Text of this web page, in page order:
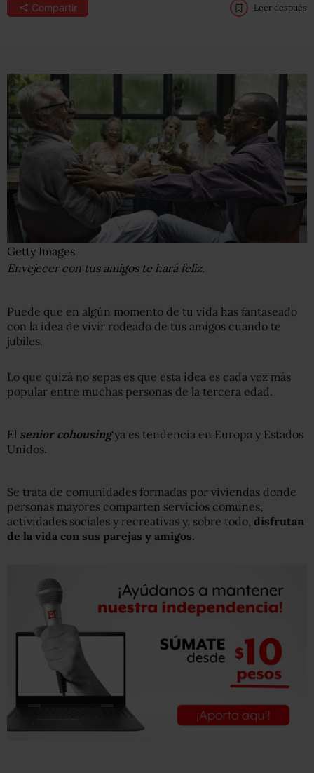
Compartir Leer después
Getty Images
Envejecer con tus amigos te hará feliz.
Puede que en algún momento de tu vida has fantaseado
con la idea de vivir rodeado de tus amigos cuando te
jubiles.
Lo que quizá no sepas es que esta idea es cada vez más
popular entre muchas personas de la tercera edad.
El senior cohousingya es tendencia en Europa y Estados
Unidos.
Se trata de comunidades formadas por viviendas donde
personas mayores comparten servicios comunes,
actividades sociales y recreativas y, sobre todo, disfrutan
de la vida con sus parejas y amigos.